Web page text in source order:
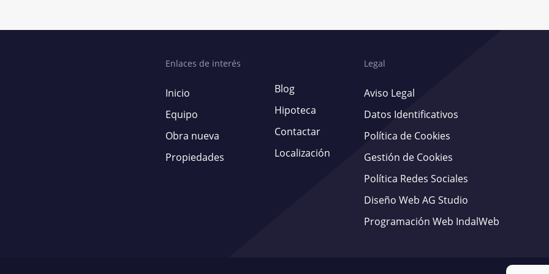
Enlaces de interés
Inicio
Equipo
Obra nueva
Propiedades
Blog
Hipoteca
Contactar
Localización
Legal
Aviso Legal
Datos Identificativos
Política de Cookies
Gestión de Cookies
Política Redes Sociales
Diseño Web AG Studio
Programación Web IndalWeb